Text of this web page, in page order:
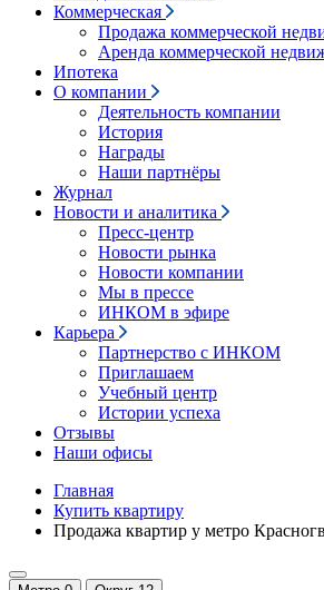
Коммерческая
Продажа коммерческой
Аренда коммерческой
Ипотека
О компании
Деятельность компании
История
Награды
Наши партнёры
Журнал
Новости и аналитика
Пресс-центр
Новости рынка
Новости компании
Мы в прессе
ИНКОМ в эфире
Карьера
Партнерство с ИНКОМ
Приглашаем
Учебный центр
Истории успеха
Отзывы
Наши офисы
Главная
Купить квартиру
Продажа квартир у метро